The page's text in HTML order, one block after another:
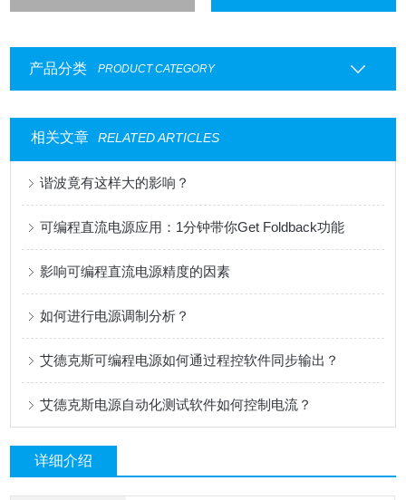
产品分类 PRODUCT CATEGORY
相关文章 RELATED ARTICLES
谐波竟有这样大的影响？
可编程直流电源应用：1分钟带你Get Foldback功能
影响可编程直流电源精度的因素
如何进行电源调制分析？
艾德克斯可编程电源如何通过程控软件同步输出？
艾德克斯电源自动化测试软件如何控制电流？
详细介绍